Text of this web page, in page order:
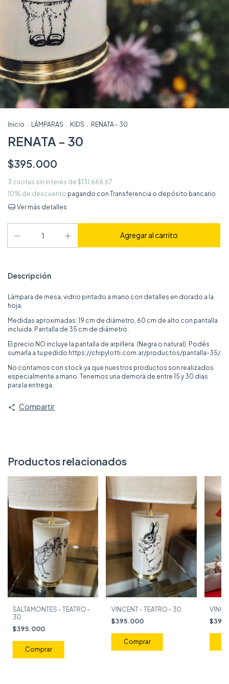
Inicio LÁMPARAS KIDS RENATA - 30
RENATA - 30
$395.000
3 cuotas sin interés de $131.666,67
10% de descuento pagando con Transferencia o depósito bancario
Ver más detalles
Descripción
Lámpara de mesa, vidrio pintado a mano con detalles en dorado a la
hoja.
Medidas aproximadas: 19 cm de diámetro, 60 cm de alto con pantalla
incluida. Pantalla de 35 cm de diámetro.
El precio NO incluye la pantalla de arpillera. (Negra o natural). Podés
sumarla a tu pedido https://chipylotti.com.ar/productos/pantalla-35/
No contamos con stock ya que nuestros productos son realizados
especialmente a mano. Tenemos una demora de entre 15 y 30 dias
para la entrega.
Compartir
Productos relacionados
SALTAMONTES - TEATRO -
30
$395.000
VINCENT - TEATRO - 30
$395.000